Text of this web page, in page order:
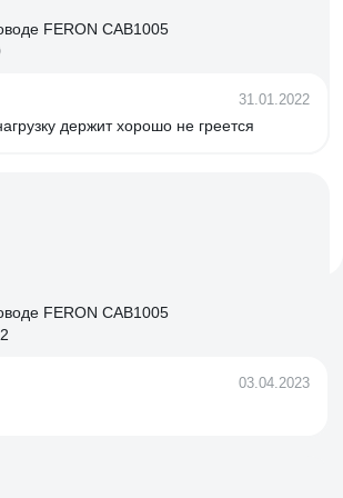
FERON CAB1005
31.01.2022
Электрическую нагрузку держит хорошо не греется
FERON CAB1005
03.04.2023